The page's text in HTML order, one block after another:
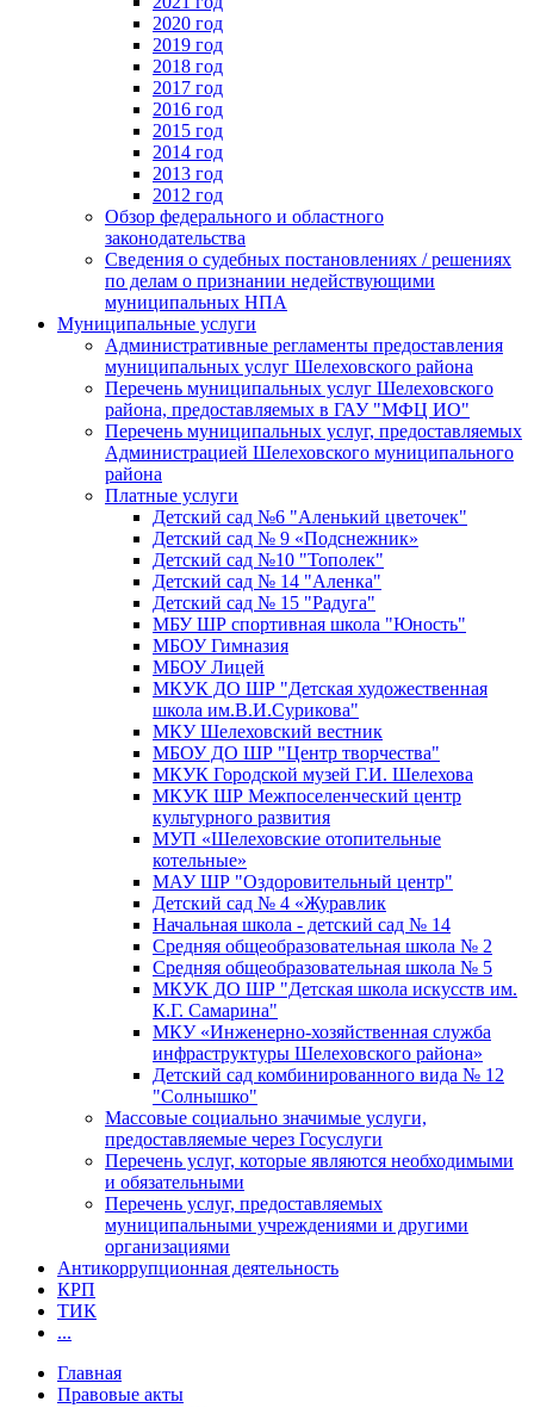
2020 год
2019 год
2018 год
2017 год
2016 год
2015 год
2014 год
2013 год
2012 год
Обзор федерального и областного
законодательства
Сведения о судебных постановлениях / решениях
по делам о признании недействующими
муниципальных НПА
Муниципальные услуги
Административные регламенты предоставления
муниципальных услуг Шелеховского района
Перечень муниципальных услуг Шелеховского
района, предоставляемых в ГАУ "МФЦ ИО"
Перечень муниципальных услуг, предоставляемых
Администрацией Шелеховского муниципального
района
Платные услуги
Детский сад №6 "Аленький цветочек"
Детский сад № 9 «Подснежник»
Детский сад №10 "Тополек"
Детский сад № 14 "Аленка"
Детский сад № 15 "Радуга"
МБУ ШР спортивная школа "Юность"
МБОУ Гимназия
МБОУ Лицей
МКУК ДО ШР "Детская художественная
школа им.В.И.Сурикова"
МКУ Шелеховский вестник
МБОУ ДО ШР "Центр творчества"
МКУК Городской музей Г.И. Шелехова
МКУК ШР Межпоселенческий центр
культурного развития
МУП «Шелеховские отопительные
котельные»
МАУ ШР "Оздоровительный центр"
Детский сад № 4 «Журавлик
Начальная школа - детский сад № 14
Средняя общеобразовательная школа № 2
Средняя общеобразовательная школа № 5
МКУК ДО ШР "Детская школа искусств им.
К.Г. Самарина"
МКУ «Инженерно-хозяйственная служба
инфраструктуры Шелеховского района»
Детский сад комбинированного вида № 12
"Солнышко"
Массовые социально значимые услуги,
предоставляемые через Госуслуги
Перечень услуг, которые являются необходимыми
и обязательными
Перечень услуг, предоставляемых
муниципальными учреждениями и другими
организациями
Антикоррупционная деятельность
КРП
ТИК
...
Главная
Правовые акты